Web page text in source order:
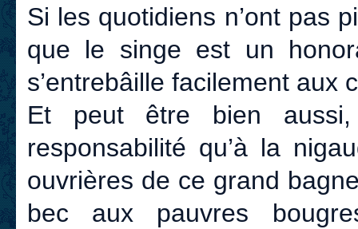
Si les quotidiens n’ont pas
que le singe est un
s’entrebâille facilement aux
Et peut être bien
responsabilité qu’à la
ouvrières de ce grand
bec aux pauvres